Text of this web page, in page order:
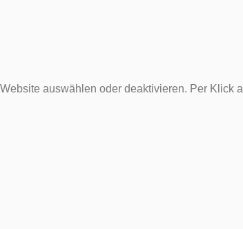
auswählen oder deaktivieren. Per